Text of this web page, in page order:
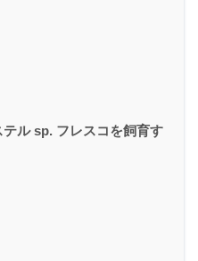
ル sp. フレスコを飼育す